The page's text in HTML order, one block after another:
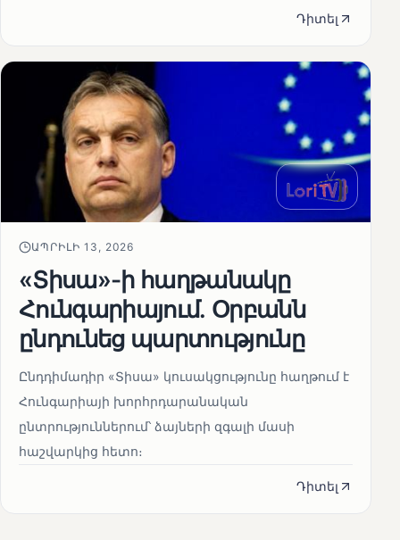
Դիտել
ԱՊՐԻԼԻ 13, 2026
«Տիսա»-ի հաղթանակը
Հունգարիայում․ Օրբանն
ընդունեց պարտությունը
Ընդդիմադիր «Տիսա» կուսակցությունը հաղթում է
Հունգարիայի խորհրդարանական
ընտրություններում՝ ձայների զգալի մասի
հաշվարկից հետո։
Դիտել